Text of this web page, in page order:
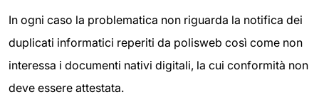
In ogni caso la problematica non riguarda la notifica dei
duplicati informatici reperiti da polisweb così come non
interessa i documenti nativi digitali, la cui conformità non
deve essere attestata.